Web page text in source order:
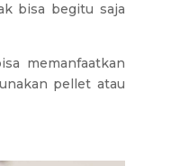
bisa begitu saja
memanfaatkan
pellet atau